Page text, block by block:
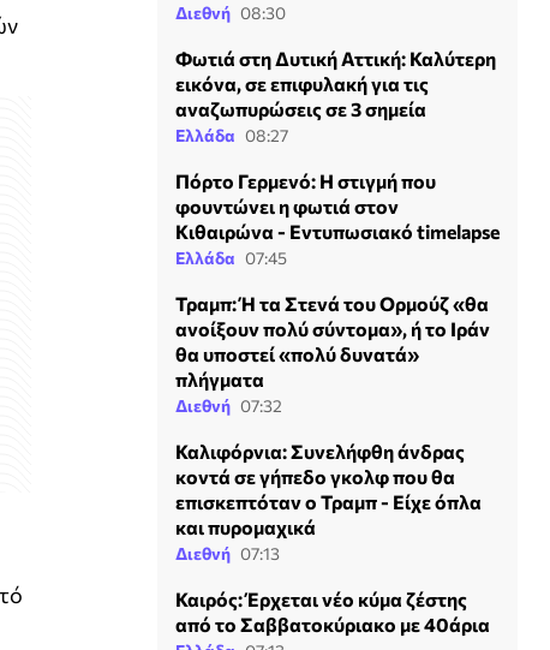
Διεθνή 08:30
Φωτιά στη Δυτική Αττική: Καλύτερη
εικόνα, σε επιφυλακή για τις
αναζωπυρώσεις σε 3 σημεία
Ελλάδα 08:27
Πόρτο Γερμενό: Η στιγμή που
φουντώνει η φωτιά στον
Κιθαιρώνα - Εντυπωσιακό timelapse
Ελλάδα 07:45
Τραμπ: Ή τα Στενά του Ορμούζ «θα
ανοίξουν πολύ σύντομα», ή το Ιράν
θα υποστεί «πολύ δυνατά»
πλήγματα
Διεθνή 07:32
Καλιφόρνια: Συνελήφθη άνδρας
κοντά σε γήπεδο γκολφ που θα
επισκεπτόταν ο Τραμπ - Είχε όπλα
και πυρομαχικά
Διεθνή 07:13
Καιρός: Έρχεται νέο κύμα ζέστης
από το Σαββατοκύριακο με 40άρια